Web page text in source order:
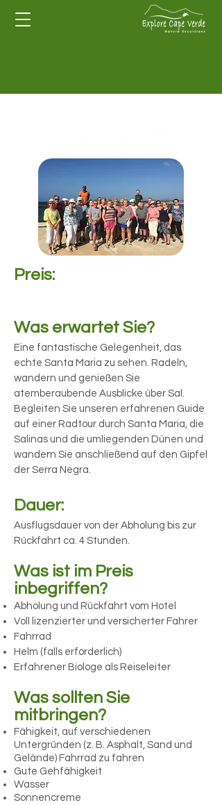
Preis:
Was erwartet Sie?​
Eine fantastische Gelegenheit, das
echte Santa Maria zu sehen. Radeln,
wandern und genießen Sie
atemberaubende Ausblicke über Sal.
Begleiten Sie unseren erfahrenen Guide
auf einer Radtour durch Santa Maria, die
Salinas und die umliegenden Dünen und
wandern Sie anschließend auf den Gipfel
der Serra Negra.
Dauer:
Ausflugsdauer von der Abholung bis zur
Rückfahrt ca. 4 Stunden.​
Was ist im Preis
inbegriffen?
Abholung und Rückfahrt vom Hotel
Voll lizenzierter und versicherter Fahrer
Fahrrad
Helm (falls erforderlich)
Erfahrener Biologe als Reiseleiter
Was sollten Sie
mitbringen?​​​
Fähigkeit, auf verschiedenen
Untergründen (z. B. Asphalt, Sand und
Gelände) Fahrrad zu fahren
Gute Gehfähigkeit
Wasser
Sonnencreme